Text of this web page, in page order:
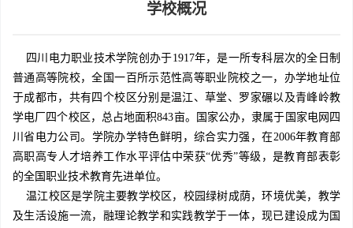
学校概况
四川电力职业技术学院创办于1917年，是一所专科层次的全日制
普通高等院校，全国一百所示范性高等职业院校之一，办学地址位
于成都市，共有四个校区分别是温江、草堂、罗家碾以及青峰岭教
学电厂四个校区，总占地面积843亩。国家公办，隶属于国家电网四
川省电力公司。学院办学特色鲜明，综合实力强，在2006年教育部
高职高专人才培养工作水平评估中荣获“优秀”等级，是教育部表彰
的全国职业技术教育先进单位。
温江校区是学院主要教学校区，校园绿树成荫，环境优美，教学
及生活设施一流，融理论教学和实践教学于一体，现已建设成为国